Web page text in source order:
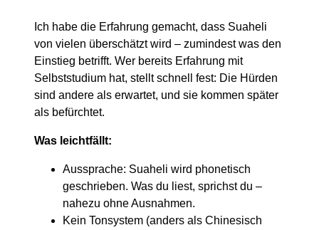
Ich habe die Erfahrung gemacht, dass Suaheli
von vielen überschätzt wird – zumindest was den
Einstieg betrifft. Wer bereits Erfahrung mit
Selbststudium hat, stellt schnell fest: Die Hürden
sind andere als erwartet, und sie kommen später
als befürchtet.
Was leichtfällt:
Aussprache: Suaheli wird phonetisch
geschrieben. Was du liest, sprichst du –
nahezu ohne Ausnahmen.
Kein Tonsystem (anders als Chinesisch